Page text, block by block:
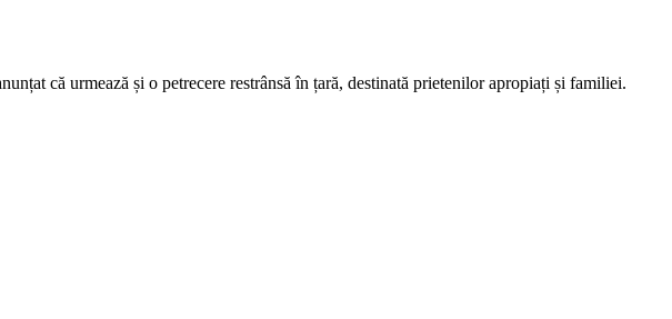
că urmează și o petrecere restrânsă în țară, destinată prietenilor apropiați și familiei.